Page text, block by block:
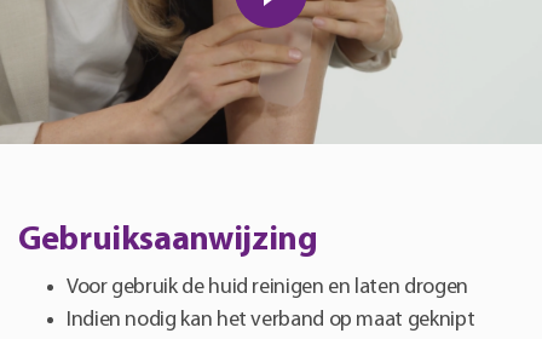
Gebruiksaanwijzing
Voor gebruik de huid reinigen en laten drogen
Indien nodig kan het verband op maat geknipt